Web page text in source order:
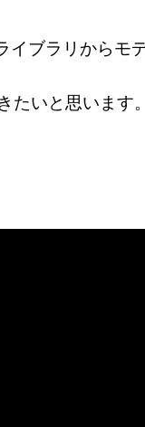
ブラリからモ
たいと思います。